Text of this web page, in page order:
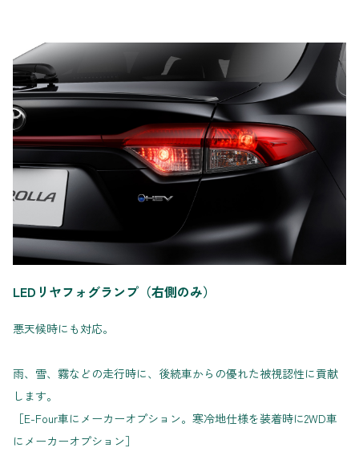
LEDリヤフォグランプ（右側のみ）
悪天候時にも対応。
雨、雪、霧などの走行時に、後続車からの優れた被視認性に貢献
します。
［E-Four車にメーカーオプション。寒冷地仕様を装着時に2WD車
にメーカーオプション］